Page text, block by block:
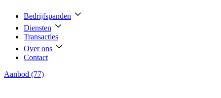
Bedrijfspanden
Diensten
Transacties
Over ons
Contact
Aanbod (77)